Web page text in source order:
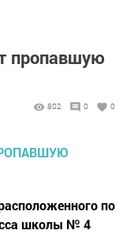
пропавшую
802 0 0
по
школы № 4